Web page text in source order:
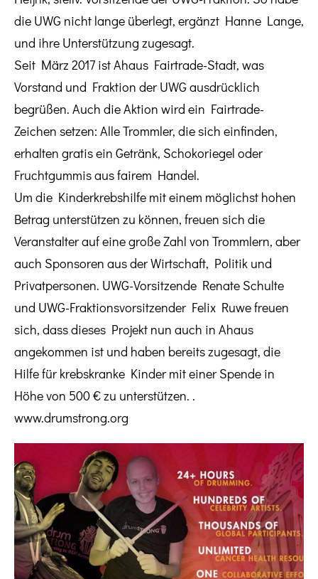
die UWG nicht lange überlegt, ergänzt Hanne Lange,
und ihre Unterstützung zugesagt.
Seit März 2017 ist Ahaus Fairtrade-Stadt, was
Vorstand und Fraktion der UWG ausdrücklich
begrüßen. Auch die Aktion wird ein Fairtrade-
Zeichen setzen: Alle Trommler, die sich einfinden,
erhalten gratis ein Getränk, Schokoriegel oder
Fruchtgummis aus fairem Handel.
Um die Kinderkrebshilfe mit einem möglichst hohen
Betrag unterstützen zu können, freuen sich die
Veranstalter auf eine große Zahl von Trommlern, aber
auch Sponsoren aus der Wirtschaft, Politik und
Privatpersonen. UWG-Vorsitzende Renate Schulte
und UWG-Fraktionsvorsitzender Felix Ruwe freuen
sich, dass dieses Projekt nun auch in Ahaus
angekommen ist und haben bereits zugesagt, die
Hilfe für krebskranke Kinder mit einer Spende in
Höhe von 500 € zu unterstützen. .
www.drumstrong.org